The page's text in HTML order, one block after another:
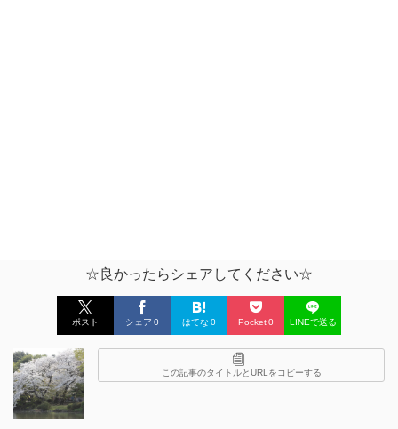
☆良かったらシェアしてください☆
ポスト シェア 0 はてな 0 Pocket0 LINEで送る
この記事のタイトルとURLをコピーする